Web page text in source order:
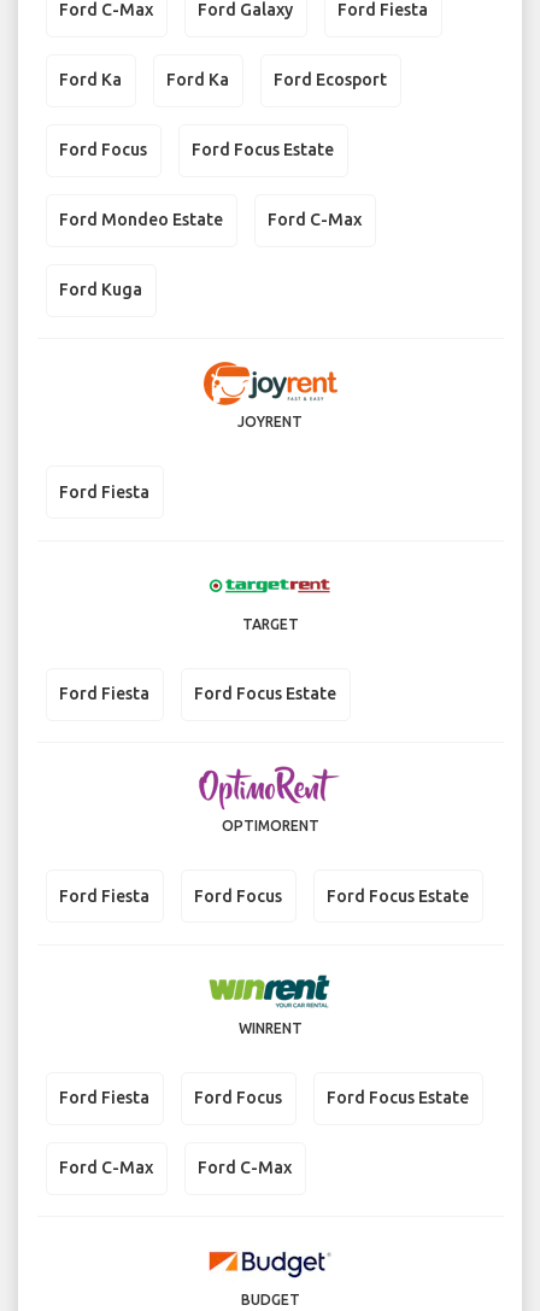
Ford C-Max Ford Galaxy Ford Fiesta
Ford Ka Ford Ka Ford Ecosport
Ford Focus Ford Focus Estate
Ford Mondeo Estate Ford C-Max
Ford Kuga
JOYRENT
Ford Fiesta
TARGET
Ford Fiesta Ford Focus Estate
OPTIMORENT
Ford Fiesta Ford Focus Ford Focus Estate
WINRENT
Ford Fiesta Ford Focus Ford Focus Estate
Ford C-Max Ford C-Max
BUDGET